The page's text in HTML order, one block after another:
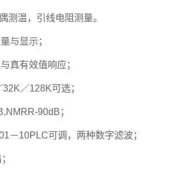
测温，引线电阻测量。
与显示；
有效值响应；
／128K可选；
90dB；
10PLC可调，两种数字滤波；